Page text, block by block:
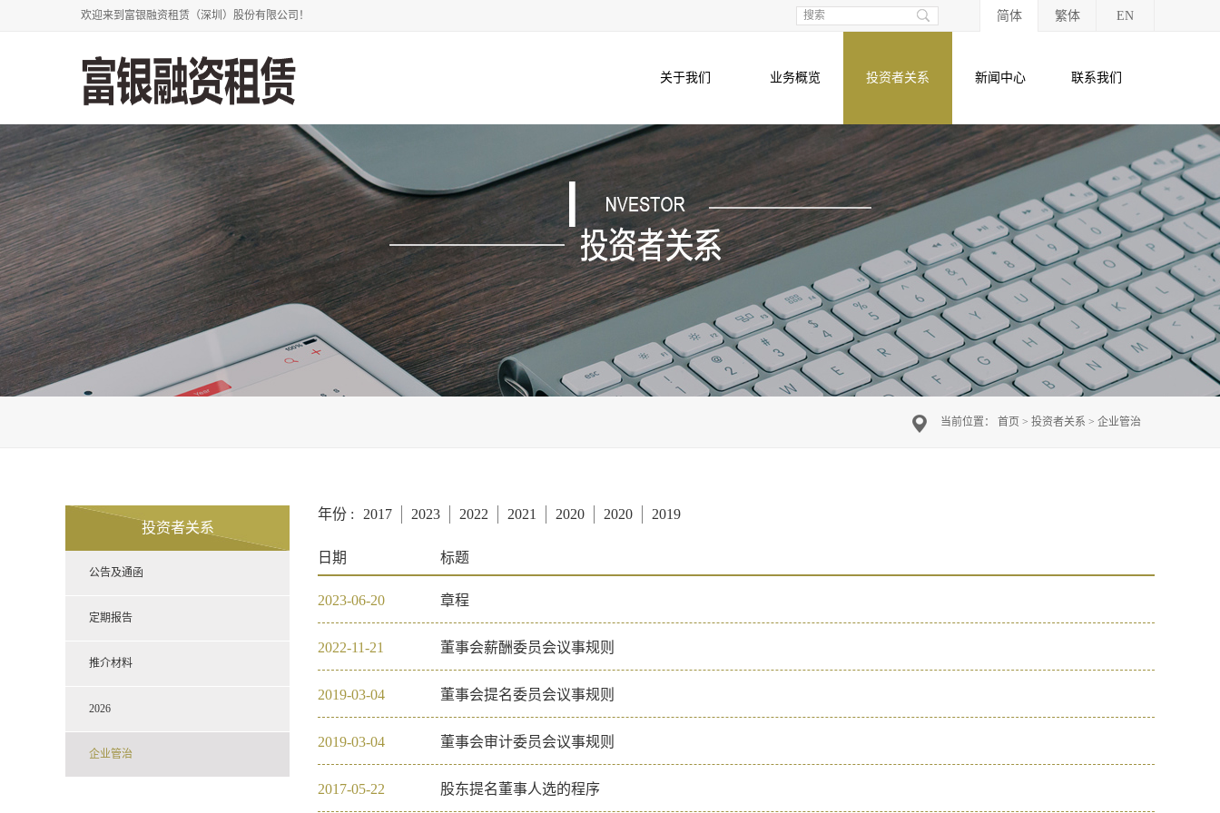
欢迎来到富银融资租赁（深圳）股份有限公司！ 简体 繁体 EN
关于我们 业务概览 投资者关系 新闻中心 联系我们
当前位置： 首页 > 投资者关系 > 企业管治
投资者关系
公告及通函
定期报告
推介材料
2026
企业管治
年份 : 2017 2023 2022 2021 2020 2020 2019
日期 标题
2023-06-20 章程
2022-11-21 董事会薪酬委员会议事规则
2019-03-04 董事会提名委员会议事规则
2019-03-04 董事会审计委员会议事规则
2017-05-22 股东提名董事人选的程序